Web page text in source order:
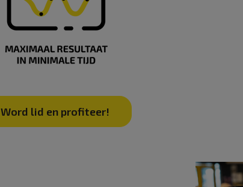
Word lid en profiteer!